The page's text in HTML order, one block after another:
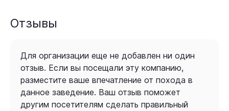
Отзывы
Для организации еще не добавлен ни один
отзыв. Если вы посещали эту компанию,
разместите ваше впечатление от похода в
данное заведение. Ваш отзыв поможет
другим посетителям сделать правильный